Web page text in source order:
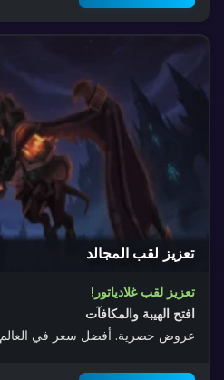
تعزيز لقب المجالد
تعزيز لقب غلادياتور!
افتح الهيبة والمكافآت
عروض حصرية. أفضل سعر في العالم